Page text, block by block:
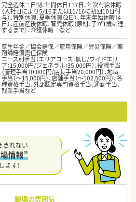
完全週休二日制、年間休日117日、年次有給休暇
（入社日により5/16または11/16に初回10日付
与）、特別休暇、夏季休暇（2日）、年末年始休暇（4
日）、産前産後休暇、育児休暇（原則、子が1歳に達
するまで）、介護休暇 など
厚生年金／協会健保／雇用保険／労災保険／薬
剤師賠償責任保険
コース別手当（エリアコース：無し/ワイドエリ
ア：15,000円/ジェネラル：35,000円）、役職手当
（管理手当10,000円/店長手当20,000円）、地域
手当（～15,000円）、店舗手当（～102,500円）、各
種資格手当、外部認定専門資格手当、通勤手当、
残業手当など
きれない
情報”
ます！
職場の雰囲気